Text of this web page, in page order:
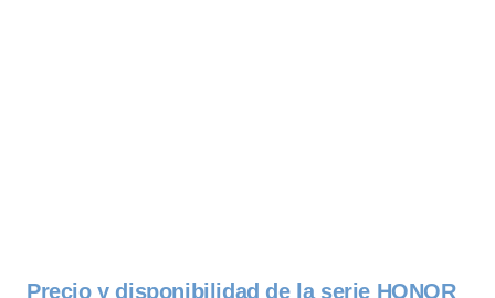
Precio y disponibilidad de la serie HONOR